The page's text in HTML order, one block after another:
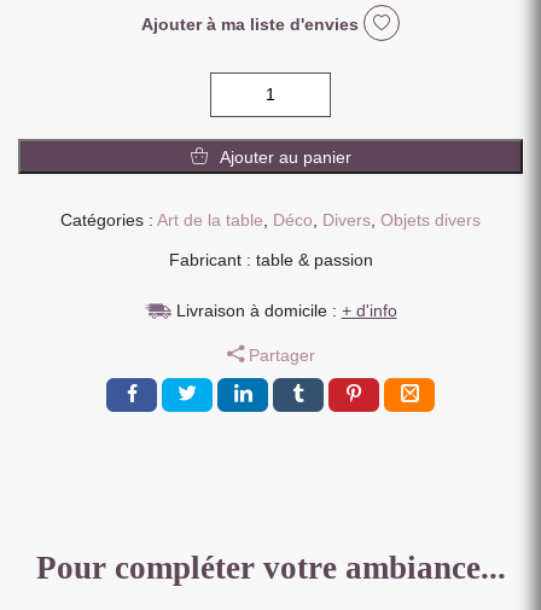
Ajouter à ma liste d'envies
PIQUE
LENNO
42
28
20
CM
EN
Ajouter au panier
Catégories : Art de la table, Déco, Divers, Objets divers
Fabricant : table & passion
Livraison à domicile : + d'info
Partager
Pour compléter votre ambiance...